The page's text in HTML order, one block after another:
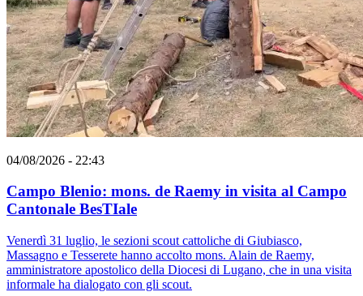
04/08/2026 - 22:43
Campo Blenio: mons. de Raemy in visita al Campo
Cantonale BesTIale
Venerdì 31 luglio, le sezioni scout cattoliche di Giubiasco,
Massagno e Tesserete hanno accolto mons. Alain de Raemy,
amministratore apostolico della Diocesi di Lugano, che in una visita
informale ha dialogato con gli scout.